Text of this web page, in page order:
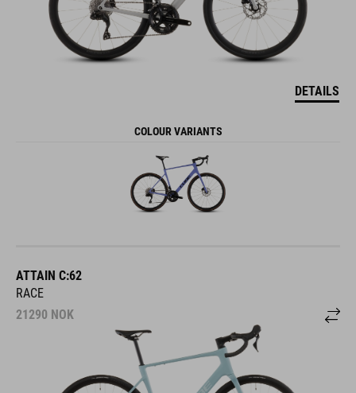
DETAILS
COLOUR VARIANTS
ATTAIN C:62
RACE
21290 NOK